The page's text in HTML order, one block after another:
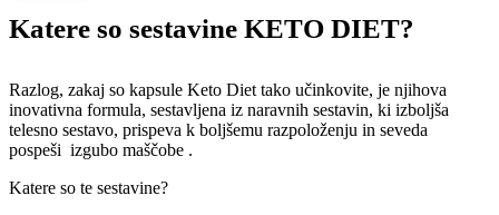
Katere so sestavine KETO DIET?
Razlog, zakaj so kapsule Keto Diet tako učinkovite, je njihova
inovativna formula, sestavljena iz naravnih sestavin, ki izboljša
telesno sestavo, prispeva k boljšemu razpoloženju in seveda
pospeši izgubo maščobe .
Katere so te sestavine?